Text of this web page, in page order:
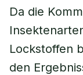
Da die
Lockstoffen
den